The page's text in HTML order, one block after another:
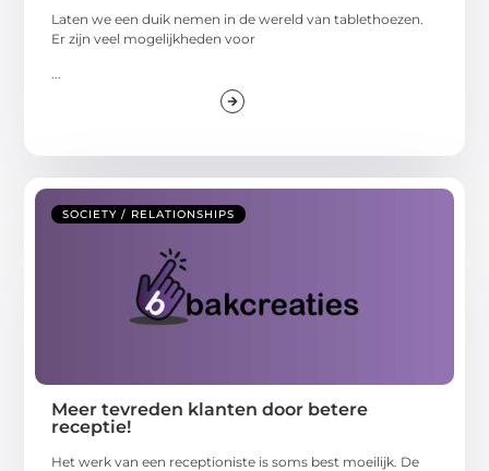
Laten we een duik nemen in de wereld van tablethoezen.
Er zijn veel mogelijkheden voor
SOCIETY / RELATIONSHIPS
Meer tevreden klanten door betere
receptie!
Het werk van een receptioniste is soms best moeilijk. De